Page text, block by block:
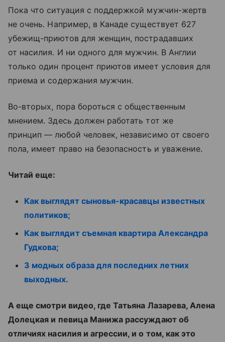
Пока что ситуация с поддержкой мужчин-жертв
не очень. Например, в Канаде существует 627
убежищ-приютов для женщин, пострадавших
от насилия. И ни одного для мужчин. В Англии
только один процент приютов имеет условия для
приема и содержания мужчин.
Во-вторых, пора бороться с общественным
мнением. Здесь должен работать тот же
принцип — любой человек, независимо от своего
пола, имеет право на безопасность и уважение.
Читай еще:
Как выглядят сыновья-красавцы известных
политиков;
Как выглядит съемная квартира Александра
Гудкова;
3 модных образа для последних летних
выходных.
А еще смотри видео, где Татьяна Лазарева, Алена
Долецкая и певица Манижа рассуждают об
отличиях насилия и агрессии, и о том, как это